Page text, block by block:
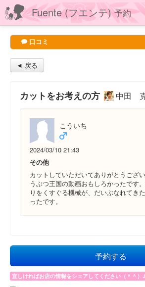
Fuente (フエンテ)予約
口コミ
◄ 戻る
カットをお考えの方 中田
こういち
2024/03/10 21:43
その他
カットしていただいてありがとうござ
うぶつ王国の動画おもしろかったです
りをくすぐる機械が、だいぶなれてき
ったです。
予約する
宜しければお店の情報をシェアしてください（＾＾）